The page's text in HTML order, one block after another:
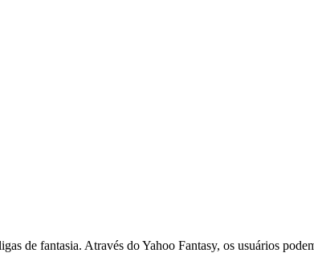
de fantasia. Através do Yahoo Fantasy, os usuários